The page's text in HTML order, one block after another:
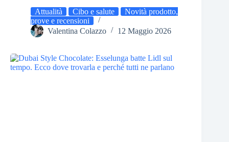
Attualità
Cibo e salute
Novità prodotto,
prove e recensioni
Valentina Colazzo
12 Maggio 2026